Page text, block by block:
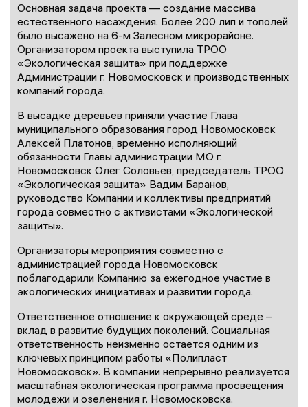
Основная задача проекта — создание массива
естественного насаждения. Более 200 лип и тополей
было высажено на 6-м Залесном микрорайоне.
Организатором проекта выступила ТРОО
«Экологическая защита» при поддержке
Администрации г. Новомосковск и производственных
компаний города.
В высадке деревьев приняли участие Глава
муниципального образования город Новомосковск
Алексей Платонов, временно исполняющий
обязанности Главы администрации МО г.
Новомосковск Олег Соловьев, председатель ТРОО
«Экологическая защита» Вадим Баранов,
руководство Компании и коллективы предприятий
города совместно с активистами «Экологической
защиты».
Организаторы мероприятия совместно с
администрацией города Новомосковск
поблагодарили Компанию за ежегодное участие в
экологических инициативах и развитии города.
Ответственное отношение к окружающей среде –
вклад в развитие будущих поколений. Социальная
ответственность неизменно остается одним из
ключевых принципом работы «Полипласт
Новомосковск». В компании непрерывно реализуется
масштабная экологическая программа просвещения
молодежи и озеленения г. Новомосковска.